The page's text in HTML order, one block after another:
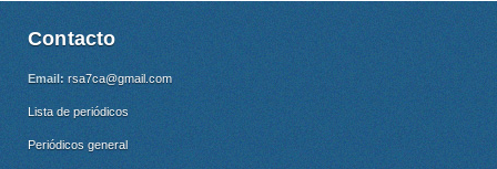
Contacto
Email: rsa7ca@gmail.com
Lista de periódicos
Periódicos general